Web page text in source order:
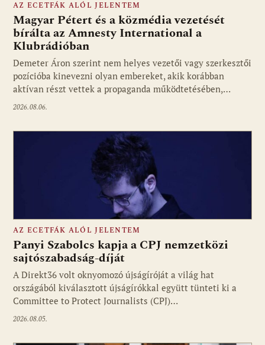
Fotó: media1.hu
AZ ECETFÁK ALÓL JELENTEM
Magyar Pétert és a közmédia vezetését
bírálta az Amnesty International a
Klubrádióban
Demeter Áron szerint nem helyes vezetői vagy szerkesztői
pozícióba kinevezni olyan embereket, akik korábban
aktívan részt vettek a propaganda működtetésében,…
2026.08.06.
Fotó: media1.hu
AZ ECETFÁK ALÓL JELENTEM
Panyi Szabolcs kapja a CPJ nemzetközi
sajtószabadság-díját
A Direkt36 volt oknyomozó újságíróját a világ hat
országából kiválasztott újságírókkal együtt tünteti ki a
Committee to Protect Journalists (CPJ)…
2026.08.05.